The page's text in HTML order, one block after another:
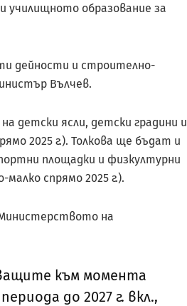
образование за
дейности и строително-
Вълчев.
детски ясли, детски градини и
2025 г.). Толкова ще бъдат и
площадки и физкултурни
спрямо 2025 г.).
на
към момента
до 2027 г. вкл.,